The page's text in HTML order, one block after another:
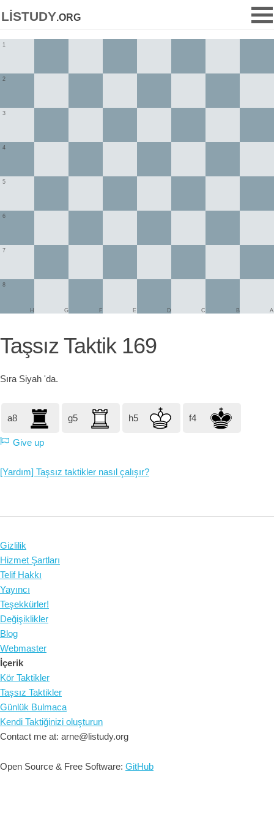
listudy.org
1
2
3
4
5
6
7
8
A
B
C
D
E
F
G
H
Taşsız Taktik 169
Sıra Siyah 'da.
a8 g5 h5 f4
Give up
[Yardım] Taşsız taktikler nasıl çalışır?
Gizlilik
Hizmet Şartları
Telif Hakkı
Yayıncı
Teşekkürler!
Değişiklikler
Blog
Webmaster
İçerik
Kör Taktikler
Taşsız Taktikler
Günlük Bulmaca
Kendi Taktiğinizi oluşturun
Contact me at: arne@listudy.org
Open Source & Free Software: GitHub